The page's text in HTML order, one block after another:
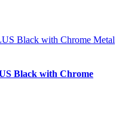
Black with Chrome